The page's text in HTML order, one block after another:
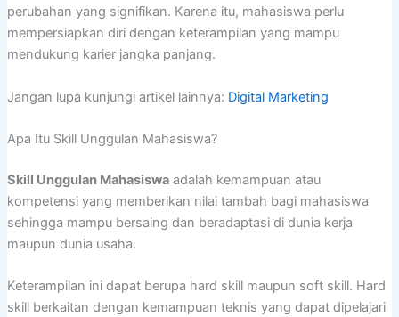
perubahan yang signifikan. Karena itu, mahasiswa perlu
mempersiapkan diri dengan keterampilan yang mampu
mendukung karier jangka panjang.
Jangan lupa kunjungi artikel lainnya: Digital Marketing
Apa Itu Skill Unggulan Mahasiswa?
Skill Unggulan Mahasiswaadalah kemampuan atau
kompetensi yang memberikan nilai tambah bagi mahasiswa
sehingga mampu bersaing dan beradaptasi di dunia kerja
maupun dunia usaha.
Keterampilan ini dapat berupa hard skill maupun soft skill. Hard
skill berkaitan dengan kemampuan teknis yang dapat dipelajari